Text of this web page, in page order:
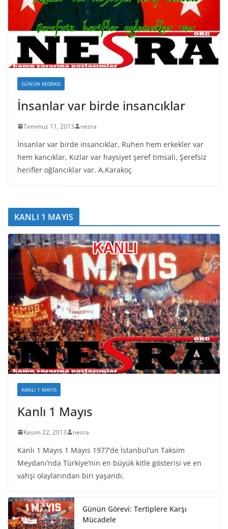
GÜNÜN MISRASI
İnsanlar var birde insancıklar
Temmuz 11, 2013 nesra
İnsanlar var birde insancıklar, Ruhen hem erkekler var
hem kancıklar, Kızlar var haysiyet şeref timsali, Şerefsiz
herifler oğlancıklar var. A.Karakoç
KANLI 1 MAYIS
KANLI 1 MAYIS
Kanlı 1 Mayıs
Kasım 22, 2013 nesra
Kanlı 1 Mayıs 1 Mayıs 1977’de İstanbul’un Taksim
Meydanı’nda Türkiye’nin en büyük kitle gösterisi ve en
vahşi olaylarından biri yaşandı.
Günün Görevi: Tertiplere Karşı
Mücadele